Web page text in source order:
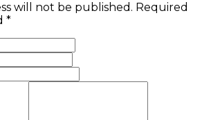
will not be published. Required
*